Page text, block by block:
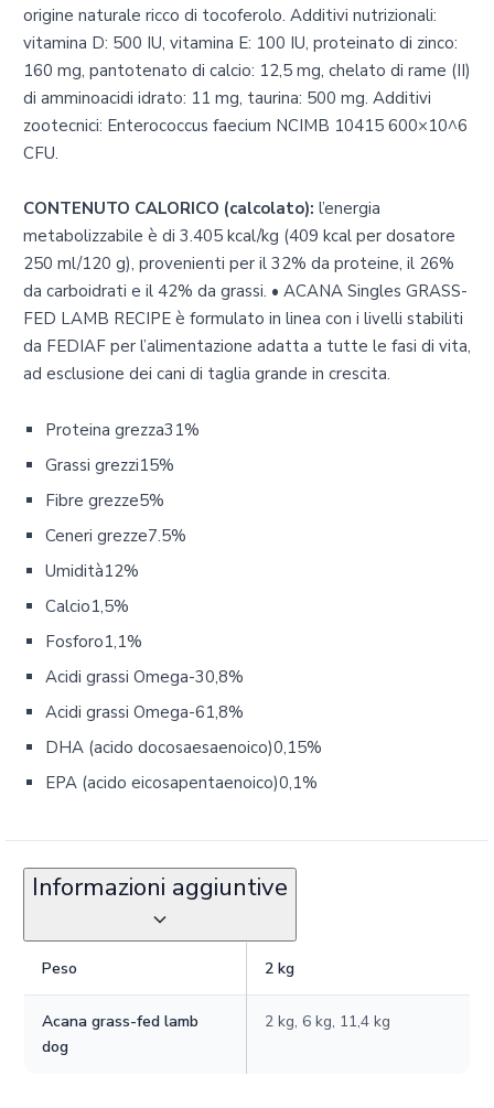
origine naturale ricco di tocoferolo. Additivi nutrizionali:
vitamina D: 500 IU, vitamina E: 100 IU, proteinato di zinco:
160 mg, pantotenato di calcio: 12,5 mg, chelato di rame (II)
di amminoacidi idrato: 11 mg, taurina: 500 mg. Additivi
zootecnici: Enterococcus faecium NCIMB 10415 600×10^6
CFU.
CONTENUTO CALORICO (calcolato): l’energia
metabolizzabile è di 3.405 kcal/kg (409 kcal per dosatore
250 ml/120 g), provenienti per il 32% da proteine, il 26%
da carboidrati e il 42% da grassi. • ACANA Singles GRASS-
FED LAMB RECIPE è formulato in linea con i livelli stabiliti
da FEDIAF per l’alimentazione adatta a tutte le fasi di vita,
ad esclusione dei cani di taglia grande in crescita.
Proteina grezza31%
Grassi grezzi15%
Fibre grezze5%
Ceneri grezze7.5%
Umidità12%
Calcio1,5%
Fosforo1,1%
Acidi grassi Omega-30,8%
Acidi grassi Omega-61,8%
DHA (acido docosaesaenoico)0,15%
EPA (acido eicosapentaenoico)0,1%
Informazioni aggiuntive
Peso 2 kg
Acana grass-fed lamb
dog
2 kg, 6 kg, 11,4 kg